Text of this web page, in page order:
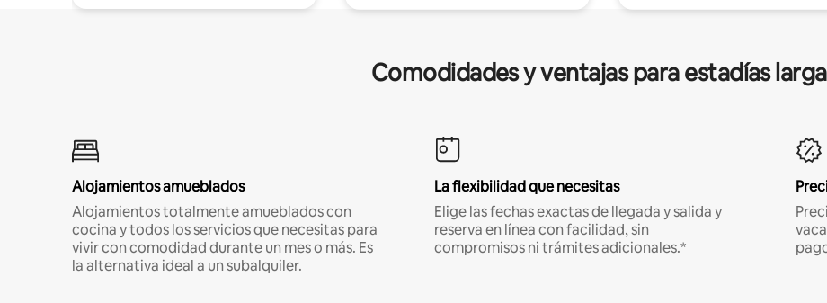
Comodidades y ventajas para estadías
Alojamientos amueblados
Alojamientos totalmente amueblados con
cocina y todos los servicios que necesitas para
vivir con comodidad durante un mes o más. Es
la alternativa ideal a un subalquiler.
La flexibilidad que necesitas
Elige las fechas exactas de llegada y salida y
reserva en línea con facilidad, sin
compromisos ni trámites adicionales.*